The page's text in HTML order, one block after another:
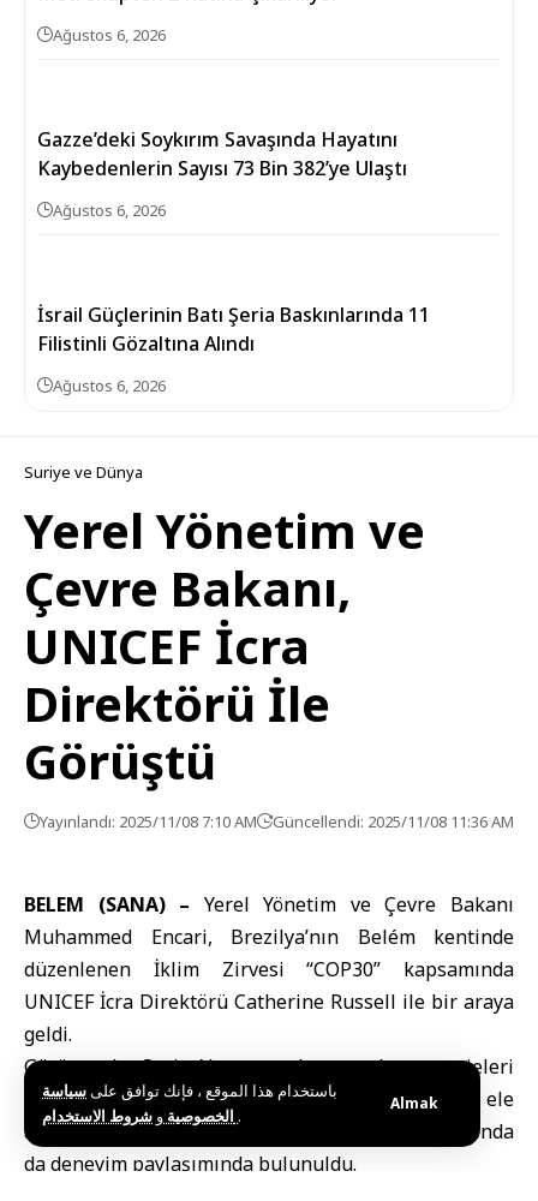
باستخدام هذا الموقع ، فإنك توافق علىسياسة
الخصوصية و .
Almak
Ağustos 6, 2026
Gazze’deki Soykırım Savaşında Hayatını
Kaybedenlerin Sayısı 73 Bin 382’ye Ulaştı
Ağustos 6, 2026
İsrail Güçlerinin Batı Şeria Baskınlarında 11
Filistinli Gözaltına Alındı
Ağustos 6, 2026
Suriye ve Dünya
Yerel Yönetim ve
Çevre Bakanı,
UNICEF İcra
Direktörü İle
Görüştü
Yayınlandı: 2025/11/08 7:10 AM Güncellendi: 2025/11/08 11:36 AM
BELEM (SANA) – Yerel Yönetim ve Çevre Bakanı
Muhammed Encari, Brezilya’nın Belém kentinde
düzenlenen İklim Zirvesi“COP30” kapsamında
UNICEF İcra Direktörü Catherine Russell ile bir araya
geldi.
Görüşmede, Suriye’de su tuzdan arındırma projeleri
ve çevre gözlem merkezleri kurulması imkânı ele
alınırken, yaşam kalitesinin iyileştirilmesi alanında
da deneyim paylaşımında bulunuldu.